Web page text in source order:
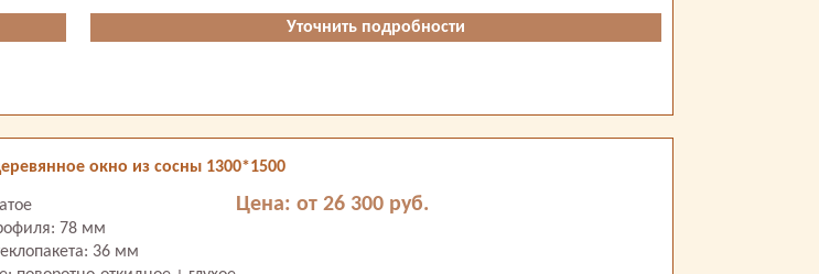
Уточнить подробности
окно из сосны 1300*1500
78 мм
36 мм
Цена: от 26 300 руб.